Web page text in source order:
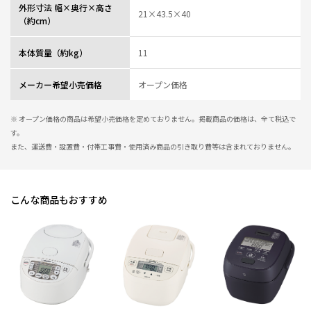
外形寸法 幅×奥行×高さ
（約cm）
21×43.5×40
本体質量（約kg） 11
メーカー希望小売価格 オープン価格
※ オープン価格の商品は希望小売価格を定めておりません。掲載商品の価格は、全て税込で
す。
また、運送費・設置費・付帯工事費・使用済み商品の引き取り費等は含まれておりません。
こんな商品もおすすめ